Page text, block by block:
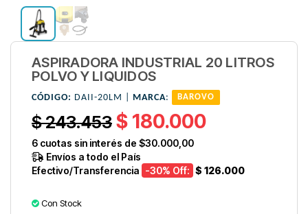
ASPIRADORA INDUSTRIAL 20 LITROS
POLVO Y LIQUIDOS
CÓDIGO: DAII-20LM | MARCA: BAROVO
$ 243.453 $ 180.000
6 cuotas sin interés de $30.000,00
Envíos a todo el País
Efectivo/Transferencia -30% Off: $ 126.000
Con Stock